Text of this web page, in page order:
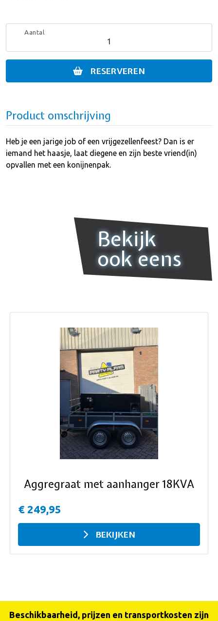
Aantal
RESERVEREN
Product omschrijving
Heb je een jarige job of een vrijgezellenfeest? Dan is er
iemand het haasje, laat diegene en zijn beste vriend(in)
opvallen met een konijnenpak.
Bekijk
ook eens
Aggregraat met aanhanger 18KVA
€ 249,95
BEKIJKEN
Beschikbaarheid, prijzen en transportkosten zijn